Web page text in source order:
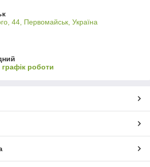
44, Первомайськ, Україна
роботи